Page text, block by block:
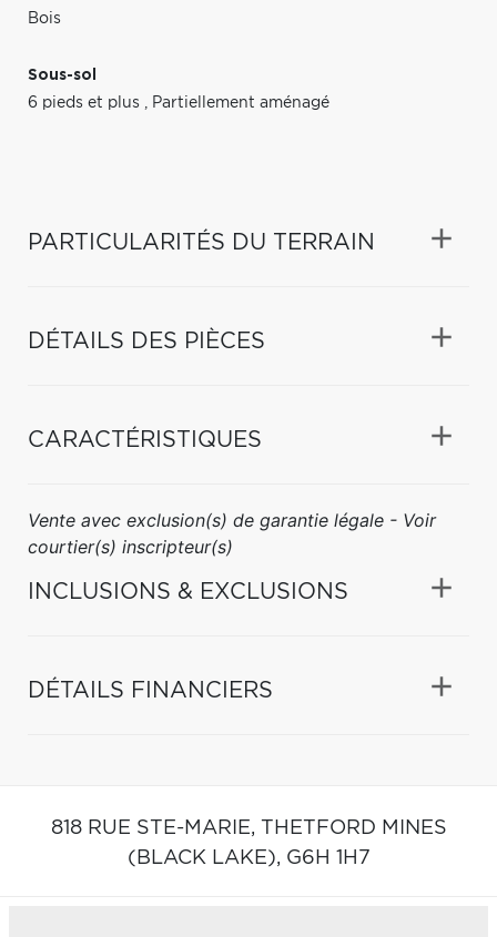
Bois
Sous-sol
6 pieds et plus , Partiellement aménagé
PARTICULARITÉS DU TERRAIN
DÉTAILS DES PIÈCES
CARACTÉRISTIQUES
Vente avec exclusion(s) de garantie légale - Voir
courtier(s) inscripteur(s)
INCLUSIONS & EXCLUSIONS
DÉTAILS FINANCIERS
818 RUE STE-MARIE, THETFORD MINES
(BLACK LAKE), G6H 1H7